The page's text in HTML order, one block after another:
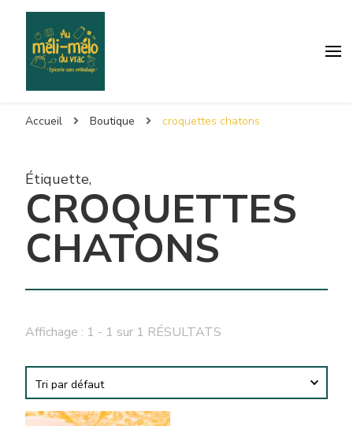
Accueil Boutique croquettes chatons
Étiquette,
CROQUETTES
CHATONS
Affichage : 1 - 1 sur 1 RÉSULTATS